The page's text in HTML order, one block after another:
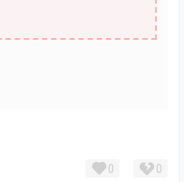
0 0